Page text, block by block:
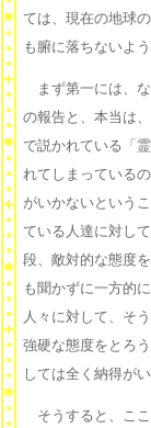
ては、現在の地球
も腑に落ちないよ
まず第一には、
の報告と、本当は
で説かれている「
れてしまっている
がいかないという
ている人達に対し
段、敵対的な態度
も聞かずに一方的
人々に対して、そ
強硬な態度をとろ
しては全く納得が
そうすると、こ